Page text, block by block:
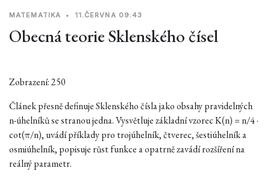
MATEMATIKA • 11.ČERVNA 09:43
Obecná teorie Sklenského čísel
Zobrazení: 250
Článek přesně definuje Sklenského čísla jako obsahy pravidelných
n-úhelníků se stranou jedna. Vysvětluje základní vzorec K(n) = n/4 ·
cot(π/n), uvádí příklady pro trojúhelník, čtverec, šestiúhelník a
osmiúhelník, popisuje růst funkce a opatrně zavádí rozšíření na
reálný parametr.